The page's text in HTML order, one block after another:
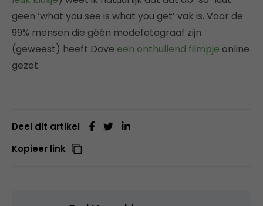
geen ‘what you see is what you get’ vak is. Voor de
99% mensen die géén modefotograaf zijn
(geweest) heeft Dove een onthullend filmpje online
gezet.
Deel dit artikel
Kopieer link